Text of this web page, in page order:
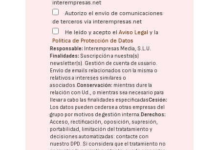
interempresas.net
Autorizo el envío de comunicaciones
de terceros vía interempresas.net
He leído y acepto elAviso Legal y la
Política de Protección de Datos
Responsable: Interempresas Media, S.L.U.
Finalidades: Suscripción a nuestra(s)
newsletter(s). Gestión de cuenta de usuario.
Envío de emails relacionados con la misma o
relativos a intereses similares o
asociados.Conservación: mientras dure la
relación con Ud., o mientras sea necesario para
llevar a cabo las finalidades especificadasCesión:
Los datos pueden cederse a otras empresas del
grupo por motivos de gestión interna. Derechos:
Acceso, rectificación, oposición, supresión,
portabilidad, limitación del tratatamiento y
decisiones automatizadas: contacte con
nuestro DPD. Si considera que el tratamiento no